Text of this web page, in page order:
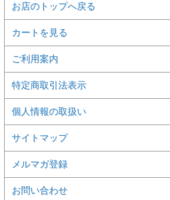
お店のトップへ戻る
カートを見る
ご利用案内
特定商取引法表示
個人情報の取扱い
サイトマップ
メルマガ登録
お問い合わせ